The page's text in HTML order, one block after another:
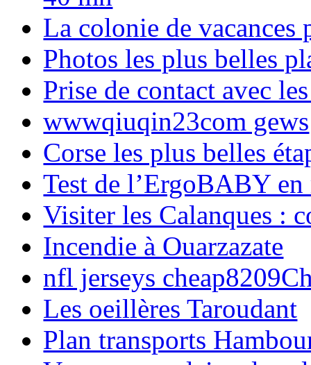
La colonie de vacances
Photos les plus belles
Prise de contact avec
wwwqiuqin23com gews
Corse les plus belles
Test de l’ErgoBABY en
Visiter les Calanques :
Incendie à Ouarzazate
nfl jerseys
Les oeillères Taroudant
Plan transports